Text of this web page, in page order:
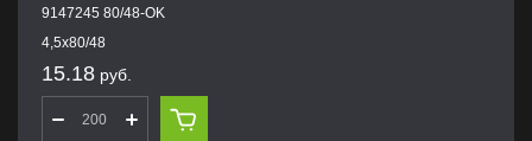
9147245 80/48-OK
4,5х80/48
15.18 руб.